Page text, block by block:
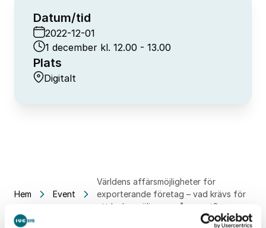
Datum/tid
2022-12-01
1 december kl. 12.00 - 13.00
Plats
Digitalt
Hem Event
Världens affärsmöjligheter för
exporterande företag – vad krävs för
att lyckas sälja mer på export?